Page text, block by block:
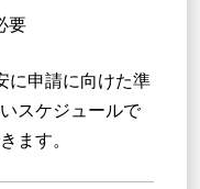
要
に申請に向けた準
スケジュールで
ます。